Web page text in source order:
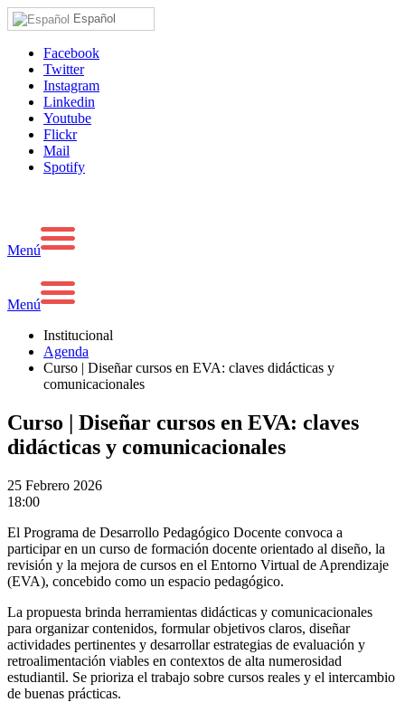
Español
Facebook
Twitter
Instagram
Linkedin
Youtube
Flickr
Mail
Spotify
Menú
Menú
Institucional
Agenda
Curso | Diseñar cursos en EVA: claves didácticas y
comunicacionales
Curso | Diseñar cursos en EVA: claves
didácticas y comunicacionales
25 Febrero 2026
18:00
El Programa de Desarrollo Pedagógico Docente convoca a
participar en un curso de formación docente orientado al diseño, la
revisión y la mejora de cursos en el Entorno Virtual de Aprendizaje
(EVA), concebido como un espacio pedagógico.
La propuesta brinda herramientas didácticas y comunicacionales
para organizar contenidos, formular objetivos claros, diseñar
actividades pertinentes y desarrollar estrategias de evaluación y
retroalimentación viables en contextos de alta numerosidad
estudiantil. Se prioriza el trabajo sobre cursos reales y el intercambio
de buenas prácticas.